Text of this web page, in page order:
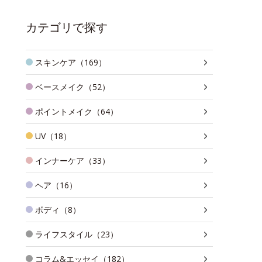
カテゴリで探す
スキンケア（169）
ベースメイク（52）
ポイントメイク（64）
UV（18）
インナーケア（33）
ヘア（16）
ボディ（8）
ライフスタイル（23）
コラム&エッセイ（182）